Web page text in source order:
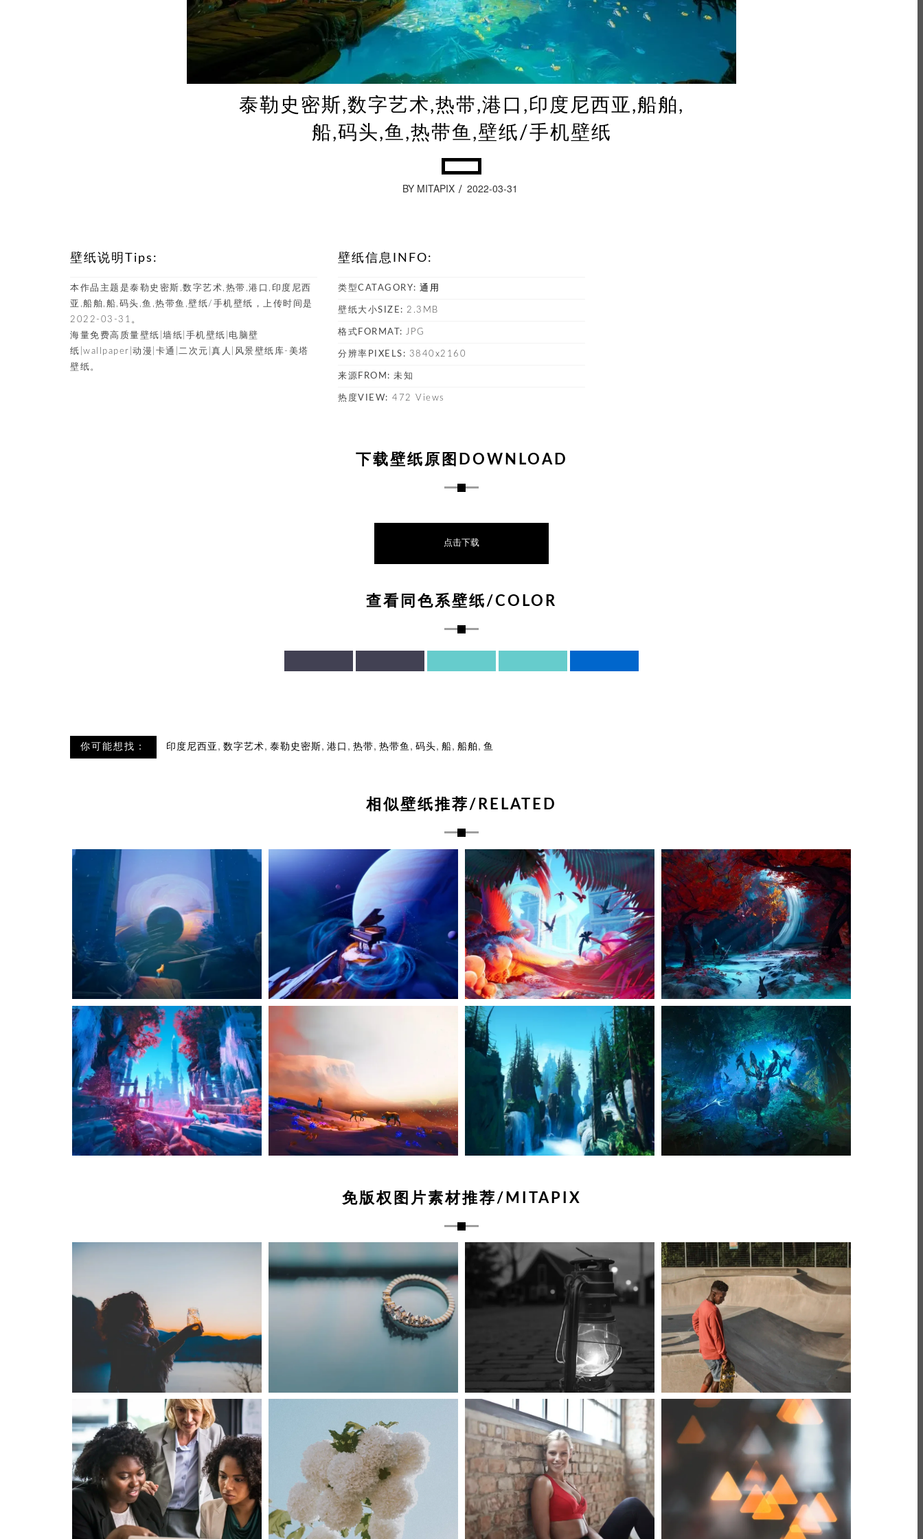
泰勒史密斯,数字艺术,热带,港口,印度尼西亚,船舶,
船,码头,鱼,热带鱼,壁纸/手机壁纸
BY MITAPIX 2022-03-31
壁纸说明Tips:
本作品主题是泰勒史密斯,数字艺术,热带,港口,印度尼西
亚,船舶,船,码头,鱼,热带鱼,壁纸/手机壁纸，上传时间是
2022-03-31。
海量免费高质量壁纸|墙纸|手机壁纸|电脑壁
纸|wallpaper|动漫|卡通|二次元|真人|风景壁纸库-美塔
壁纸。
壁纸信息INFO:
类型CATAGORY: 通用
壁纸大小SIZE: 2.3MB
格式FORMAT: JPG
分辨率PIXELS: 3840x2160
来源FROM: 未知
热度VIEW: 472 Views
下载壁纸原图DOWNLOAD
点击下载
查看同色系壁纸/COLOR
你可能想找： 印度尼西亚 , 数字艺术, 泰勒史密斯, 港口 , 热带, 热带鱼 , 码头, 船, 船舶 , 鱼
相似壁纸推荐/RELATED
免版权图片素材推荐/MITAPIX